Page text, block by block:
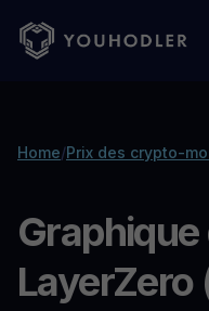
Home/Prix des crypto-
LayerZero